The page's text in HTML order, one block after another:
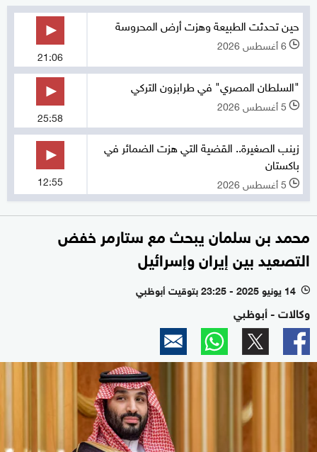
حين تحدثت الطبيعة وهزت أرض المحروسة
l 6 أغسطس 2026
21:06
"السلطان المصري" في طرابزون التركي
l 5 أغسطس 2026
25:58
زينب الصغيرة.. القضية التي هزت الضمائر في
باكستان
l 5 أغسطس 2026 12:55
محمد بن سلمان يبحث مع ستارمر خفض
التصعيد بين إيران وإسرائيل
l 14 يونيو 2025 - 23:25 بتوقيت أبوظبي
وكالات - أبوظبي